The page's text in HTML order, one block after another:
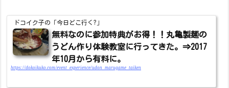
ドコイク子の「今日どこ行く?」
無料なのに参加特典がお得！！丸亀製麺の
うどん作り体験教室に行ってきた。⇒2017
年10月から有料に。
https://dokoikuko.com/event_experience/udon_marugame_taiken